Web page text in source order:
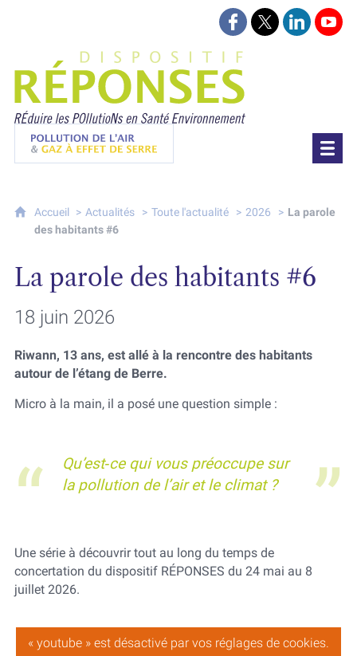
Pollution de l'air & gaz à effet de serre
Suivez-nous sur
Suivez-nous
Accueil Actualités Toute l'actualité 2026
La parole
des habitants #6
La parole des habitants #6
18 juin 2026
Riwann, 13 ans, est allé à la rencontre des habitants
autour de l’étang de Berre.
Micro à la main, il a posé une question simple :
Qu’est‑ce qui vous préoccupe sur
la pollution de l’air et le climat ?
Une série à découvrir tout au long du temps de
concertation du dispositif RÉPONSES du 24 mai au 8
juillet 2026.
« youtube » est désactivé par vos réglages de cookies.